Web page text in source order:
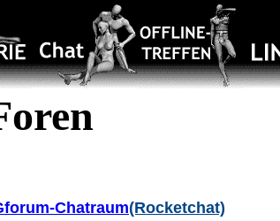
Chatraum(Rocketchat)